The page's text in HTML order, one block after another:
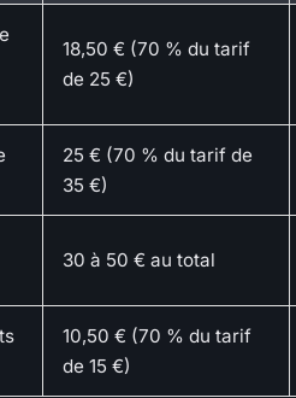
18,50 € (70 % du tarif
de 25 €)
25 € (70 % du tarif de
35 €)
30 à 50 € au total
10,50 € (70 % du tarif
de 15 €)